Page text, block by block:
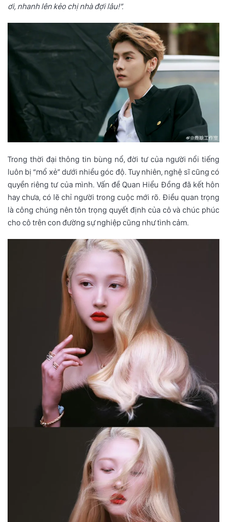
ơi, nhanh lên kẻo chị nhà đợi lâu!”.
Trong thời đại thông tin bùng nổ, đời tư của người nổi tiếng
luôn bị “mổ xẻ” dưới nhiều góc độ. Tuy nhiên, nghệ sĩ cũng có
quyền riêng tư của mình. Vấn đề Quan Hiểu Đồng đã kết hôn
hay chưa, có lẽ chỉ người trong cuộc mới rõ. Điều quan trọng
là công chúng nên tôn trọng quyết định của cô và chúc phúc
cho cô trên con đường sự nghiệp cũng như tình cảm.